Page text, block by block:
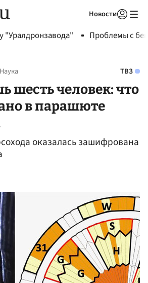
Новости
"Уралдронзавода" Проблемы с
Наука ТВЗ
шесть человек: что
в парашюте
оказалась зашифрована